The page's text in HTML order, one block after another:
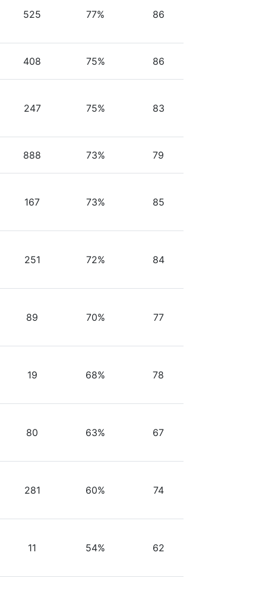
525 77% 86
408 75% 86
247 75% 83
888 73% 79
167 73% 85
251 72% 84
89 70% 77
19 68% 78
80 63% 67
281 60% 74
11 54% 62